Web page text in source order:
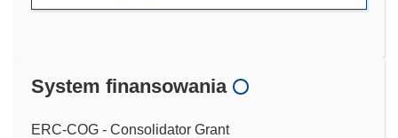
System finansowania
ERC-COG - Consolidator Grant